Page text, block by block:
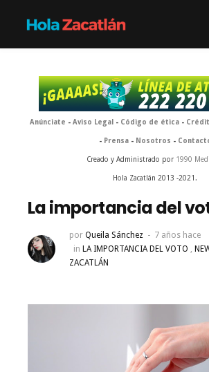
Anúnciate - Aviso Legal - Código de ética -
- Prensa- Nosotros -
Creado y Administrado por 1990
Hola Zacatlán 2013 -2021.
La importancia del
por Queila Sánchez
7 años hace
in LA IMPORTANCIA DEL VOTO ,
ZACATLÁN